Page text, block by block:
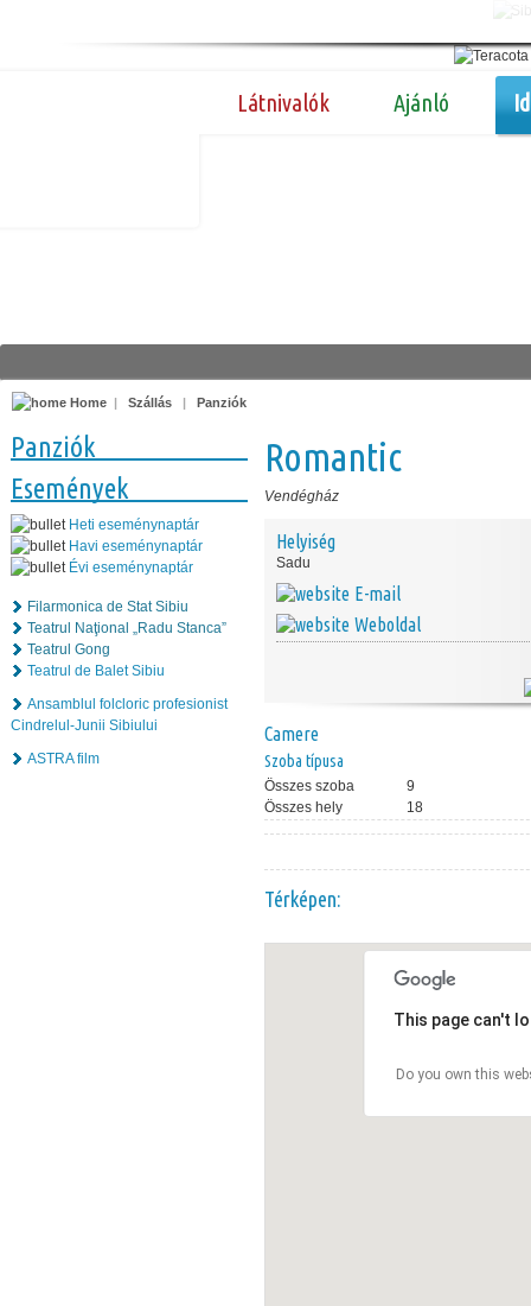
Látnivalók Ajánló
Home | Szállás | Panziók
Panziók
Események
Heti eseménynaptár
Havi eseménynaptár
Évi eseménynaptár
Filarmonica de Stat Sibiu
Teatrul Naţional „Radu Stanca”
Teatrul Gong
Teatrul de Balet Sibiu
Ansamblul folcloric profesionist
Cindrelul-Junii Sibiului
ASTRA film
Romantic
Vendégház
Helyiség
Sadu
E-mail
Weboldal
Camere
Szoba típusa
Összes szoba
9
Összes hely
18
Térképen:
This page can't
Do you own this